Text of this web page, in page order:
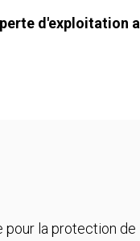
d'exploitation
pour la protection de